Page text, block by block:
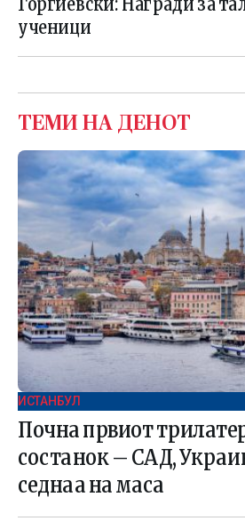
ученици
ТЕМИ НА ДЕНОТ
ИСТАНБУЛ
Почна првиот
состанок – САД,
седнаа на маса